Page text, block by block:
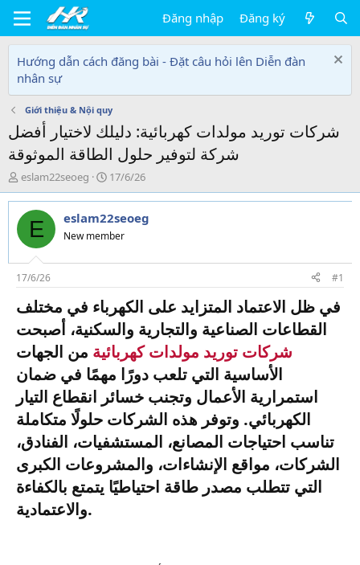
Đăng nhập Đăng ký
Hướng dẫn cách đăng bài - Đặt câu hỏi lên Diễn đàn
nhân sự
Giới thiệu & Nội quy
شركات توريد مولدات كهربائية: دليلك لاختيار أفضل
شركة لتوفير حلول الطاقة الموثوقة
T
h
r
e
d
s
t
a
e
r
eslam22seoeg
N
g
à
y
g
i
17/6/26
E eslam22seoeg
New member
17/6/26 #1
في ظل الاعتماد المتزايد على الكهرباء في مختلف
القطاعات الصناعية والتجارية والسكنية، أصبحت
شركات توريد مولدات كهربائية من الجهات
الأساسية التي تلعب دورًا مهمًا في ضمان
استمرارية الأعمال وتجنب خسائر انقطاع التيار
الكهربائي. وتوفر هذه الشركات حلولًا متكاملة
تناسب احتياجات المصانع، المستشفيات، الفنادق،
الشركات، مواقع الإنشاءات، والمشروعات الكبرى
التي تتطلب مصدر طاقة احتياطيًا يتمتع بالكفاءة
والاعتمادية.​